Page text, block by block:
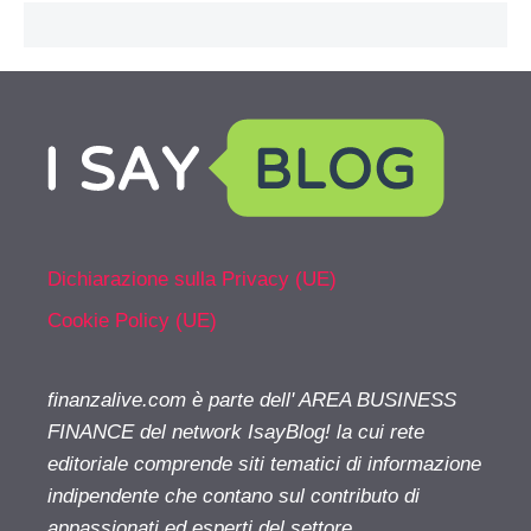
Dichiarazione sulla Privacy (UE)
Cookie Policy (UE)
finanzalive.com è parte dell' AREA BUSINESS
FINANCE del network IsayBlog! la cui rete
editoriale comprende siti tematici di informazione
indipendente che contano sul contributo di